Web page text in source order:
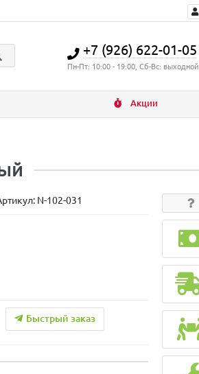
+7 (926) 622-01-05
Пн-Пт: 10:00 - 19:00, Сб-Вс: выходной
Акции
N-102-031
Быстрый заказ